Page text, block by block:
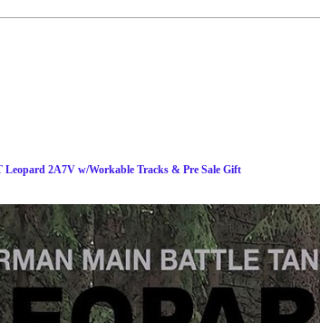
Leopard 2A7V w/Workable Tracks & Pre Sale Gift